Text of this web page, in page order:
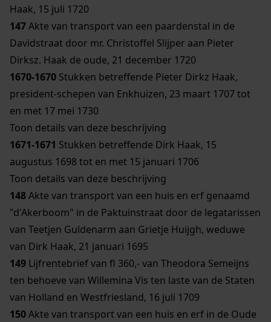
Haak, 15 juli 1720
147Akte van transport van een paardenstal in de
Davidstraat door mr. Christoffel Slijper aan Pieter
Dirksz. Haak de oude, 21 december 1720
1670-1670 Stukken betreffende Pieter Dirkz Haak,
president-schepen van Enkhuizen, 23 maart 1707 tot
en met 17 mei 1730
Toon details van deze beschrijving
1671-1671 Stukken betreffende Dirk Haak, 15
augustus 1698 tot en met 15 januari 1706
Toon details van deze beschrijving
148Akte van transport van een huis en erf genaamd
"d'Akerboom" in de Paktuinstraat door de legatarissen
van Teetjen Guldenarm aan Grietje Huijgh, weduwe
van Dirk Haak, 21 januari 1695
149 Lijfrentebrief van fl 360,- van Theodora Semeijns
ten behoeve van Willemina Vis ten laste van de Staten
van Holland en Westfriesland, 16 juli 1709
150Akte van transport van een huis en erf in de Oude